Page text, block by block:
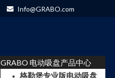
Info@GRABO.com
GRABO 电动吸盘产品中心
格勒堡专业版电动吸盘